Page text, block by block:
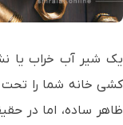
یک شیر آب خراب یا
کشی خانه شما را تحت
ظاهر ساده، اما در